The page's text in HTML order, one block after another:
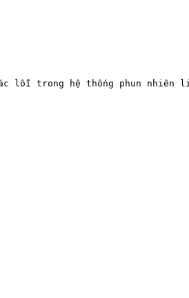
lỗi trong hệ thống phun nhiên